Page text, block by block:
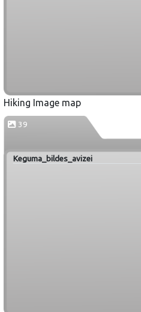
Hiking Image map
39
Keguma_bildes_avizei